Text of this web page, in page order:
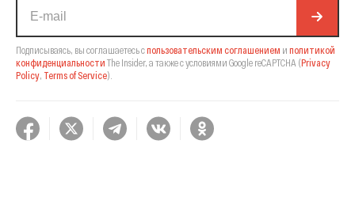
Подписываясь, вы соглашаетесь спользовательским соглашением и политикой
конфиденциальности The Insider, а также с условиями Google reCAPTCHA (Privacy
Policy, Terms of Service).